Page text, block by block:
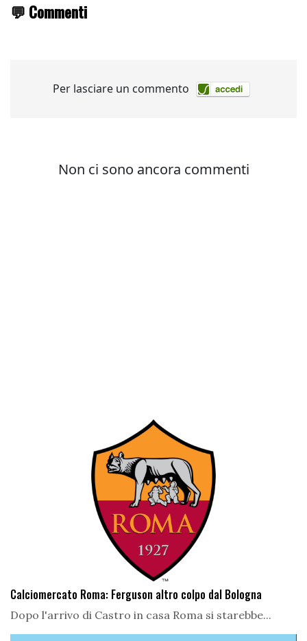
💬 Commenti
Calciomercato Roma: Ferguson altro colpo dal Bologna
Dopo l'arrivo di Castro in casa Roma si starebbe...